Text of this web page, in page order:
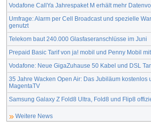
Vodafone CallYa Jahrespaket M erhält mehr
Umfrage: Alarm per Cell Broadcast und spezielle
genutzt
Telekom baut 240.000 Glasfaseranschlüsse im Juni
Prepaid Basic Tarif von ja! mobil und Penny Mobil
Vodafone: Neue GigaZuhause 50 Kabel und DSL
35 Jahre Wacken Open Air: Das Jubiläum kostenlos
MagentaTV
Samsung Galaxy Z Fold8 Ultra, Fold8 und Flip8
Weitere News